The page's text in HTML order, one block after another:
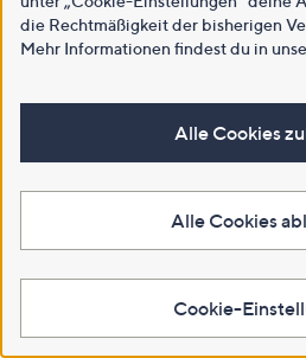
die Rechtmäßigkeit der bisherigen
Mehr Informationen findest du in
Alle Cookies
Alle Cookies
Cookie-